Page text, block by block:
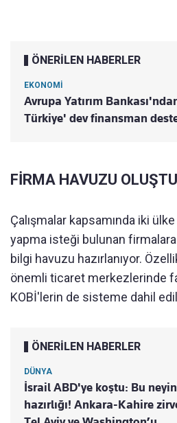
ÖNERİLEN HABERLER
EKONOMİ
Avrupa Yatırım
Türkiye' dev finansman
FİRMA HAVUZU
Çalışmalar kapsamında iki
yapma isteği bulunan
bilgi havuzu hazırlanıyor.
önemli ticaret merkezlerinde
KOBİ'lerin de sisteme dahil
ÖNERİLEN HABERLER
DÜNYA
İsrail ABD'ye koştu: Bu neyin
hazırlığı! Ankara-Kahire